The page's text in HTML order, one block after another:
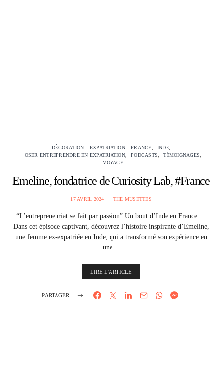
DÉCORATION EXPATRIATION FRANCE
INDE
OSER ENTREPRENDRE EN EXPATRIATION
PODCASTS
TÉMOIGNAGES
VOYAGE
Emeline, fondatrice de Curiosity Lab, #France
17 AVRIL 2024 THE MUSETTES
“L’entrepreneuriat se fait par passion” Un bout d’Inde en France….
Dans cet épisode captivant, découvrez l’histoire inspirante d’Emeline,
une femme ex-expatriée en Inde, qui a transformé son expérience en
une…
LIRE L'ARTICLE
PARTAGER